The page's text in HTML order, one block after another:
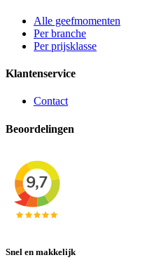
Alle geefmomenten
Per branche
Per prijsklasse
Klantenservice
Contact
Beoordelingen
Snel en makkelijk